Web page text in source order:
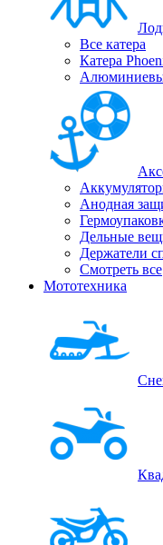
Все катера
Катера
Анодная
Дельные
Держатели
Смотреть все
Мототехника